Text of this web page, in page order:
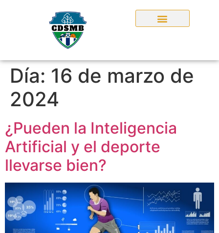
Día: 16 de marzo de
2024
¿Pueden la Inteligencia
Artificial y el deporte
llevarse bien?